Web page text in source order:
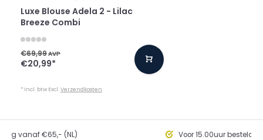
Luxe Blouse Adela 2 - Lilac
Breeze Combi
€69,99AVP
€20,99*
* Incl. btw Excl.Verzendkosten
vanaf €65,- (NL) Voor 15.00uur besteld,